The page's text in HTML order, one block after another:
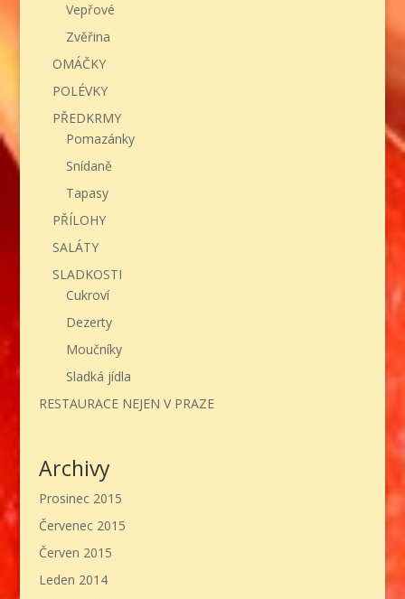
Vepřové
Zvěřina
OMÁČKY
POLÉVKY
PŘEDKRMY
Pomazánky
Snídaně
Tapasy
PŘÍLOHY
SALÁTY
SLADKOSTI
Cukroví
Dezerty
Moučníky
Sladká jídla
RESTAURACE NEJEN V PRAZE
Archivy
Prosinec 2015
Červenec 2015
Červen 2015
Leden 2014